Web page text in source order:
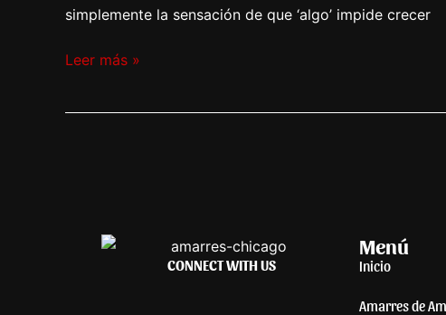
simplemente la sensación de que ‘algo’ impide crecer
Leer más »
CONNECT WITH US
Menú
Inicio
Amarres de